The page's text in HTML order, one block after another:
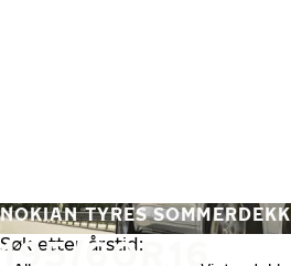
195/60R16
NOKIAN TYRES SOMMERDEKK
Søk etter årstid: